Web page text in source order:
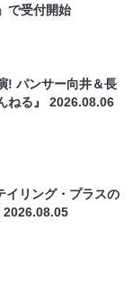
で受付開始
! パンサー向井＆長
ねる』2026.08.06
イリング・プラスの
2026.08.05